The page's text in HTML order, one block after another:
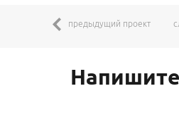
предыдущий проект